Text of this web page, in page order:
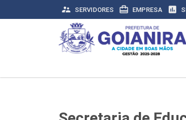
supervisor_account SERVIDORES card_travel EMPRESA assessment